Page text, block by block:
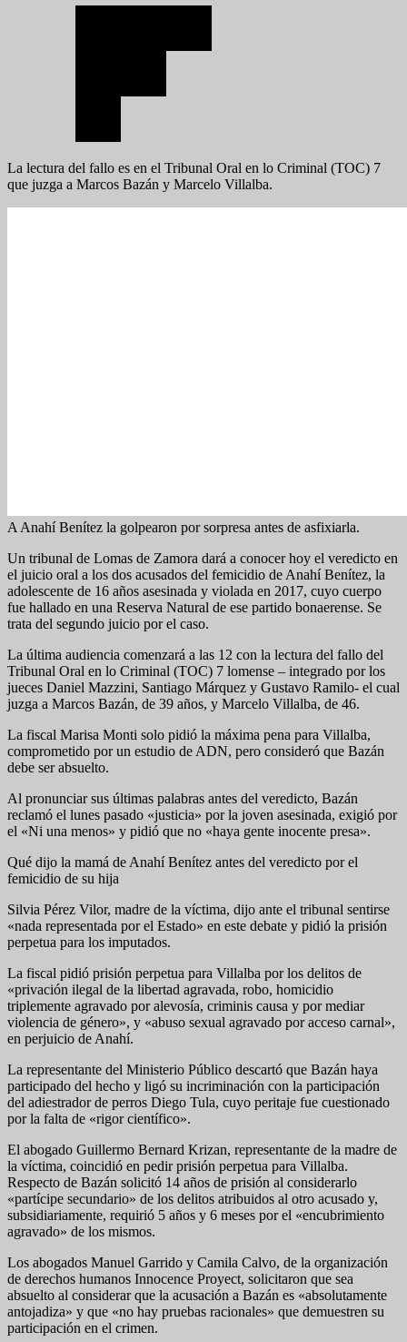
La lectura del fallo es en el Tribunal Oral en lo Criminal (TOC) 7
que juzga a Marcos Bazán y Marcelo Villalba.
A Anahí Benítez la golpearon por sorpresa antes de asfixiarla.
Un tribunal de Lomas de Zamora dará a conocer hoy el veredicto en
el juicio oral a los dos acusados del femicidio de Anahí Benítez, la
adolescente de 16 años asesinada y violada en 2017, cuyo cuerpo
fue hallado en una Reserva Natural de ese partido bonaerense. Se
trata del segundo juicio por el caso.
La última audiencia comenzará a las 12 con la lectura del fallo del
Tribunal Oral en lo Criminal (TOC) 7 lomense – integrado por los
jueces Daniel Mazzini, Santiago Márquez y Gustavo Ramilo- el cual
juzga a Marcos Bazán, de 39 años, y Marcelo Villalba, de 46.
La fiscal Marisa Monti solo pidió la máxima pena para Villalba,
comprometido por un estudio de ADN, pero consideró que Bazán
debe ser absuelto.
Al pronunciar sus últimas palabras antes del veredicto, Bazán
reclamó el lunes pasado «justicia» por la joven asesinada, exigió por
el «Ni una menos» y pidió que no «haya gente inocente presa».
Qué dijo la mamá de Anahí Benítez antes del veredicto por el
femicidio de su hija
Silvia Pérez Vilor, madre de la víctima, dijo ante el tribunal sentirse
«nada representada por el Estado» en este debate y pidió la prisión
perpetua para los imputados.
La fiscal pidió prisión perpetua para Villalba por los delitos de
«privación ilegal de la libertad agravada, robo, homicidio
triplemente agravado por alevosía, criminis causa y por mediar
violencia de género», y «abuso sexual agravado por acceso carnal»,
en perjuicio de Anahí.
La representante del Ministerio Público descartó que Bazán haya
participado del hecho y ligó su incriminación con la participación
del adiestrador de perros Diego Tula, cuyo peritaje fue cuestionado
por la falta de «rigor científico».
El abogado Guillermo Bernard Krizan, representante de la madre de
la víctima, coincidió en pedir prisión perpetua para Villalba.
Respecto de Bazán solicitó 14 años de prisión al considerarlo
«partícipe secundario» de los delitos atribuidos al otro acusado y,
subsidiariamente, requirió 5 años y 6 meses por el «encubrimiento
agravado» de los mismos.
Los abogados Manuel Garrido y Camila Calvo, de la organización
de derechos humanos Innocence Proyect, solicitaron que sea
absuelto al considerar que la acusación a Bazán es «absolutamente
antojadiza» y que «no hay pruebas racionales» que demuestren su
participación en el crimen.